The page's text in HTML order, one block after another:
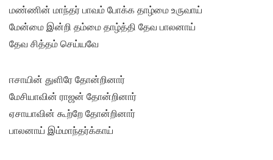
மண்ணின் மாந்தர் பாவம் போக்க தாழ்மை உருவாய்
மேன்மை இன்றி தம்மை தாழ்த்தி தேவ பாலனாய்
தேவ சித்தம் செய்யவே
ஈசாயின் துளிரே தோன்றினார்
மேசியாவின் ராஜன் தோன்றினார்
ஏசாயாவின் கூற்றே தோன்றினார்
பாலனாய் இம்மாந்தர்க்காய்